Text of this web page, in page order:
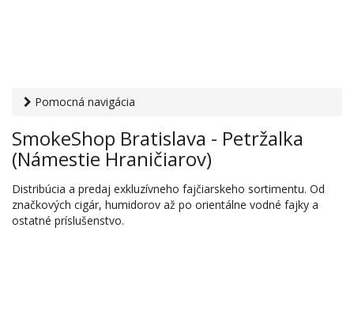
Pomocná navigácia
tabakové výrobky› SmokeShop Bratislava - Petržalka
(Námestie Hraničiarov)
SmokeShop Bratislava - Petržalka
(Námestie Hraničiarov)
Distribúcia a predaj exkluzívneho fajčiarskeho sortimentu. Od
značkových cigár, humidorov až po orientálne vodné fajky a
ostatné príslušenstvo.